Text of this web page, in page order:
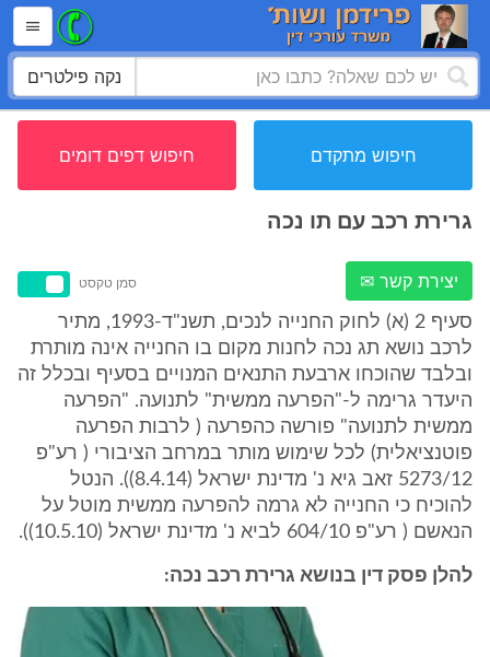
נקה פילטרים
חיפוש מתקדם חיפוש דפים דומים
גרירת רכב עם תו נכה
יצירת קשר ✉ סמן טקסט
סעיף 2 (א) לחוק החנייה לנכים, תשנ"ד-1993, מתיר
לרכב נושא תג נכה לחנות מקום בו החנייה אינה מותרת
ובלבד שהוכחו ארבעת התנאים המנויים בסעיף ובכלל זה
היעדר גרימה ל-"הפרעה ממשית" לתנועה. "הפרעה
ממשית לתנועה" פורשה כהפרעה ( לרבות הפרעה
פוטנציאלית) לכל שימוש מותר במרחב הציבורי ( רע"פ
5273/12 זאב גיא נ' מדינת ישראל (8.4.14)). הנטל
להוכיח כי החנייה לא גרמה להפרעה ממשית מוטל על
הנאשם ( רע"פ 604/10 לביא נ' מדינת ישראל (10.5.10)).
להלן פסק דין בנושא גרירת רכב נכה: